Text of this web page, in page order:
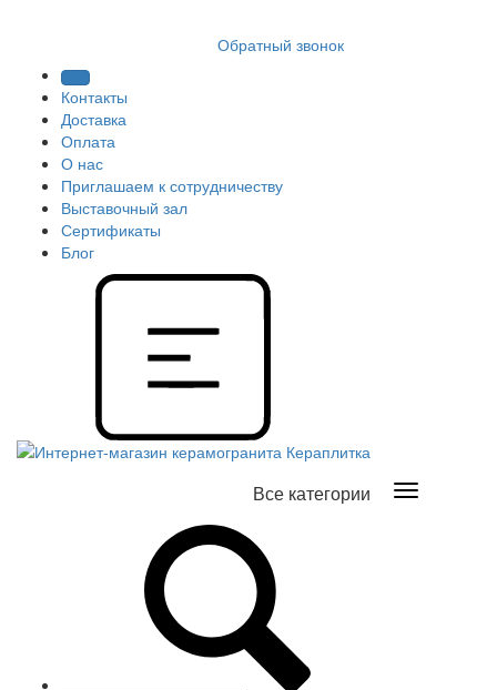
Обратный звонок
Контакты
Доставка
Оплата
О нас
Приглашаем к сотрудничеству
Выставочный зал
Сертификаты
Блог
Все категории